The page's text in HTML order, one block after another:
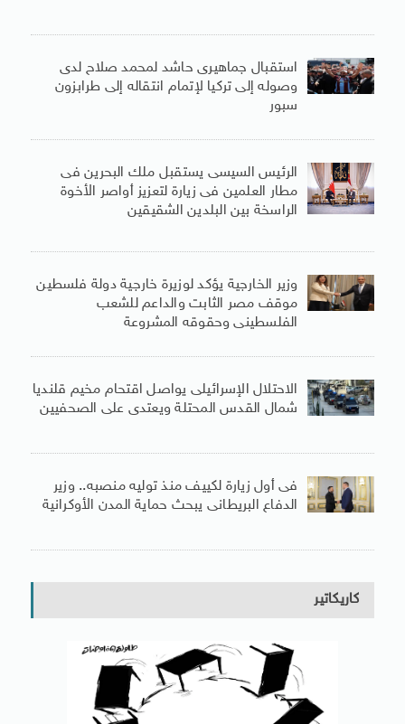
استقبال جماهيرى حاشد لمحمد صلاح لدى
وصوله إلى تركيا لإتمام انتقاله إلى طرابزون
سبور
الرئيس السيسى يستقبل ملك البحرين فى
مطار العلمين فى زيارة لتعزيز أواصر الأخوة
الراسخة بين البلدين الشقيقين
وزير الخارجية يؤكد لوزيرة خارجية دولة فلسطين
موقف مصر الثابت والداعم للشعب
الفلسطينى وحقوقه المشروعة
الاحتلال الإسرائيلى يواصل اقتحام مخيم قلنديا
شمال القدس المحتلة ويعتدى على الصحفيين
فى أول زيارة لكييف منذ توليه منصبه.. وزير
الدفاع البريطانى يبحث حماية المدن الأوكرانية
كاريكاتير